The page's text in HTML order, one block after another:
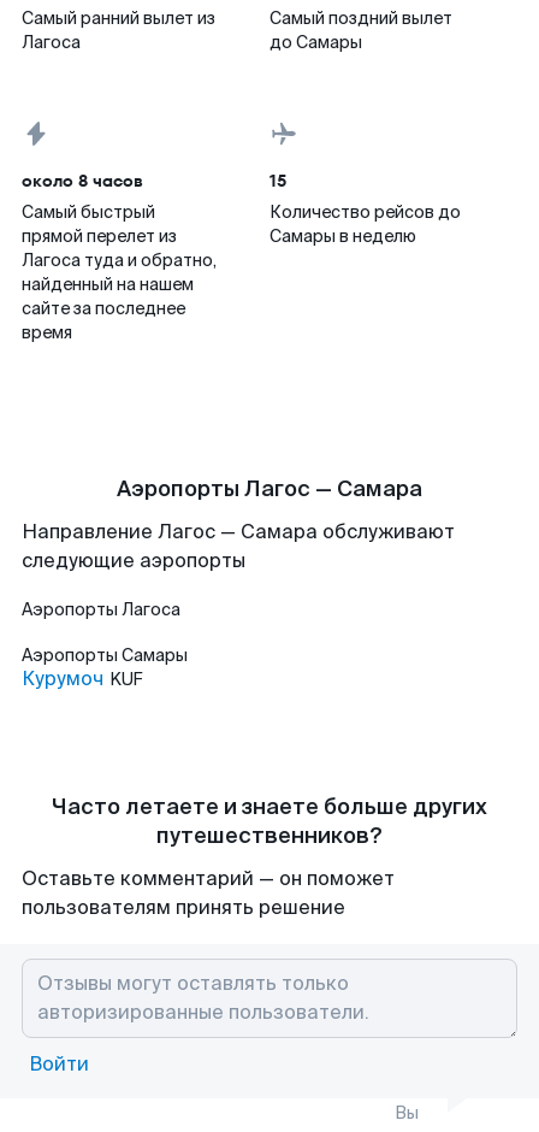
Самый ранний вылет из
Лагоса
Самый поздний вылет
до Самары
около 8 часов
Самый быстрый
прямой перелет из
Лагоса туда и обратно,
найденный на нашем
сайте за последнее
время
15
Количество рейсов до
Самары в неделю
Аэропорты Лагос — Самара
Направление Лагос — Самара обслуживают
следующие аэропорты
Аэропорты Лагоса
Аэропорты Самары
Курумоч KUF
Часто летаете и знаете больше других
путешественников?
Оставьте комментарий — он поможет
пользователям принять решение
Войти
Вы